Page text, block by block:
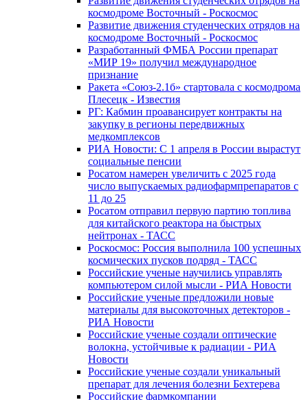
космодроме Восточный - Роскосмос
Развитие движения студенческих отрядов на
космодроме Восточный - Роскосмос
Разработанный ФМБА России препарат
«МИР 19» получил международное
признание
Ракета «Союз-2.1б» стартовала с космодрома
Плесецк - Известия
РГ: Кабмин проавансирует контракты на
закупку в регионы передвижных
медкомплексов
РИА Новости: С 1 апреля в России вырастут
социальные пенсии
Росатом намерен увеличить с 2025 года
число выпускаемых радиофармпрепаратов с
11 до 25
Росатом отправил первую партию топлива
для китайского реактора на быстрых
нейтронах - ТАСС
Роскосмос: Россия выполнила 100 успешных
космических пусков подряд - ТАСС
Российские ученые научились управлять
компьютером силой мысли - РИА Новости
Российские ученые предложили новые
материалы для высокоточных детекторов -
РИА Новости
Российские ученые создали оптические
волокна, устойчивые к радиации - РИА
Новости
Российские ученые создали уникальный
препарат для лечения болезни Бехтерева
Российские фармкомпании